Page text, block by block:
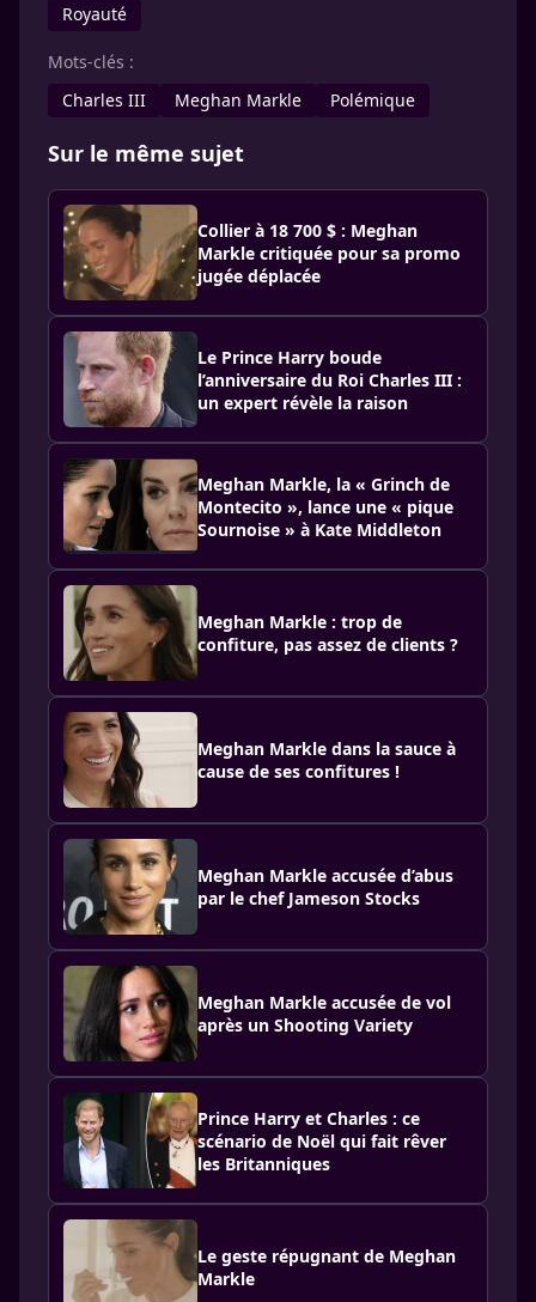
Royauté
Mots-clés :
Charles III
Meghan Markle Polémique
Sur le même sujet
Collier à 18 700 $ : Meghan
Markle critiquée pour sa promo
jugée déplacée
Le Prince Harry boude
l’anniversaire du Roi Charles III :
un expert révèle la raison
Meghan Markle, la « Grinch de
Montecito », lance une « pique
Sournoise » à Kate Middleton
Meghan Markle : trop de
confiture, pas assez de clients ?
Meghan Markle dans la sauce à
cause de ses confitures !
Meghan Markle accusée d’abus
par le chef Jameson Stocks
Meghan Markle accusée de vol
après un Shooting Variety
Prince Harry et Charles : ce
scénario de Noël qui fait rêver
les Britanniques
Le geste répugnant de Meghan
Markle